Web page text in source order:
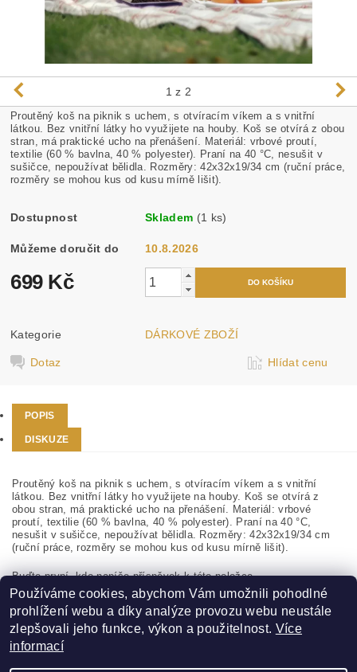
1 z 2
Proutěný koš na piknik s uchem, s otvíracím víkem a s vnitřní
látkou. Bez vnitřní látky ho využijete na houby. Koš se otvírá z obou
stran, má praktické ucho na přenášení. Materiál: vrbové proutí,
textilie (60 % bavlna, 40 % polyester). Praní na 40 °C, nesušit v
sušičce, nepoužívat bělidla. Rozměry: 42x32x19/34 cm (ruční práce,
rozměry se mohou kus od kusu mírně lišit).
Dostupnost Skladem (1 ks)
Můžeme doručit do 10.8.2026
699 Kč
Kategorie DÁRKOVÉ ZBOŽÍ
Dotaz Hlídat cenu
POPIS
DISKUZE
Proutěný koš na piknik s uchem, s otvíracím víkem a s vnitřní
látkou. Bez vnitřní látky ho využijete na houby. Koš se otvírá z
obou stran, má praktické ucho na přenášení. Materiál: vrbové
proutí, textilie (60 % bavlna, 40 % polyester). Praní na 40 °C,
nesušit v sušičce, nepoužívat bělidla. Rozměry: 42x32x19/34 cm
(ruční práce, rozměry se mohou kus od kusu mírně lišit).
Buďte první, kdo napíše příspěvek k této položce.
Přidat komentář
Používáme cookies, abychom Vám umožnili pohodlné
prohlížení webu a díky analýze provozu webu neustále
zlepšovali jeho funkce, výkon a použitelnost. Více
informací